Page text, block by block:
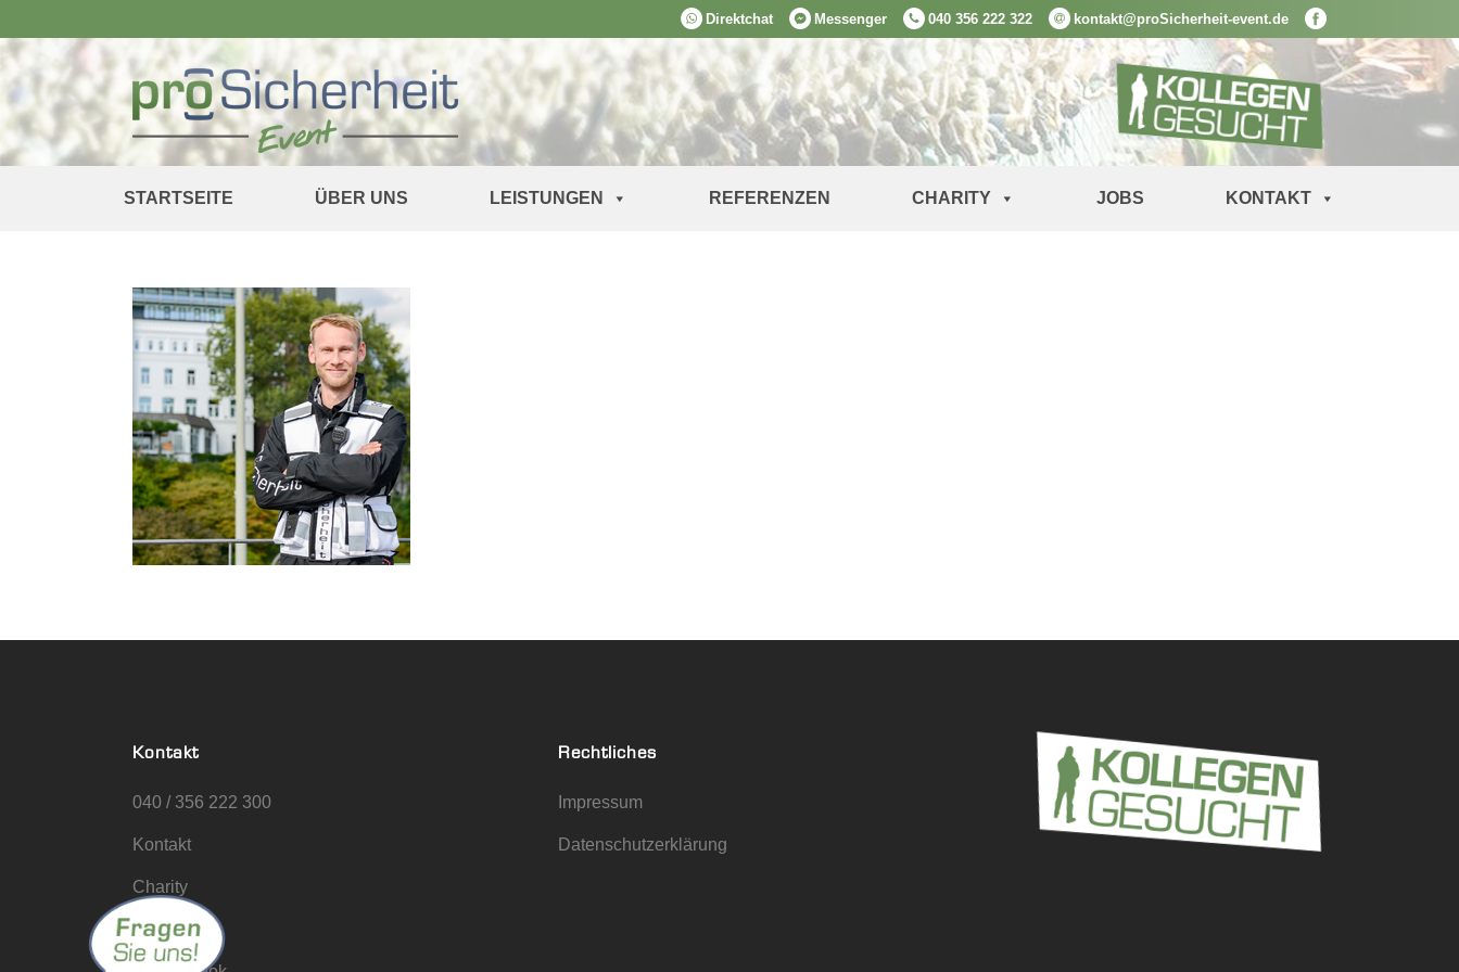
Direktchat Messenger 040 356 222 322 kontakt@proSicherheit-event.de
STARTSEITE ÜBER UNS LEISTUNGEN REFERENZEN CHARITY JOBS KONTAKT
Kontakt
040 / 356 222 300
Kontakt
Charity
Jobs
Rechtliches
Impressum
Datenschutzerklärung